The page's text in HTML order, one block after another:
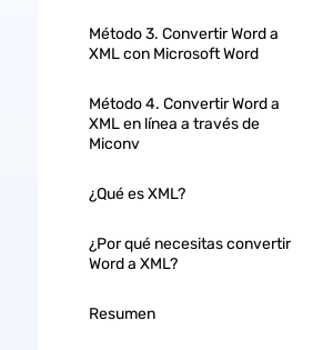
Método 3. Convertir Word a
XML con Microsoft Word
Método 4. Convertir Word a
XML en línea a través de
Miconv
¿Qué es XML?
¿Por qué necesitas convertir
Word a XML?
Resumen